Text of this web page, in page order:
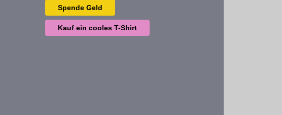
Spende Geld
Kauf ein cooles T-Shirt